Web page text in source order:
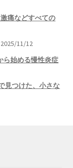
痛などすべての
2025/11/12
ら始める慢性炎症
見つけた、小さな